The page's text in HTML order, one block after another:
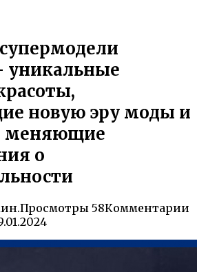
уникальные
новую эру моды и
меняющие
о
Просмотры 58Комментарии